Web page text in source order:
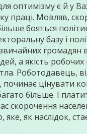
оптимізму є й у
праці. Мовляв,
бояться
базу і
громадян
а якість робочих
Роботодавець,
починає цінувати
більше. І
скорочення
як наслідок,